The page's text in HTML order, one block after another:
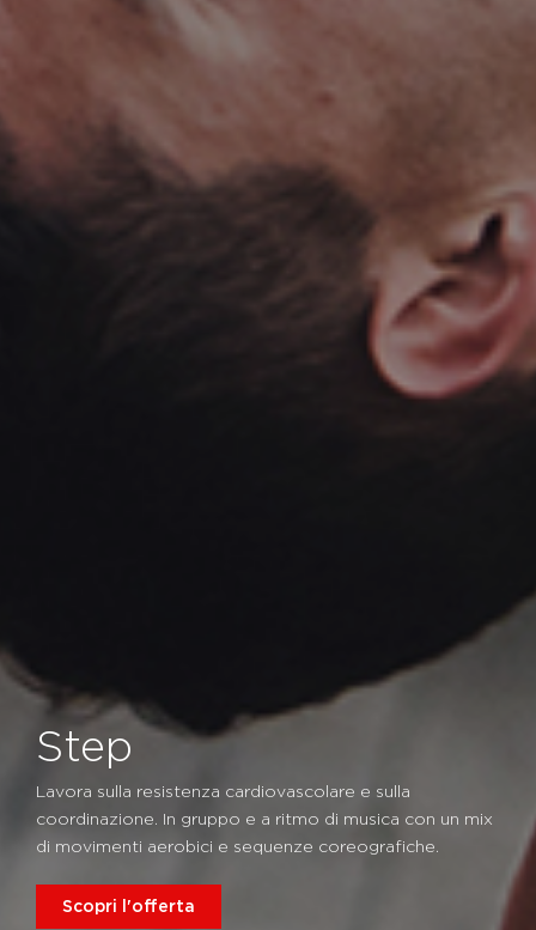
Step
Lavora sulla resistenza cardiovascolare e sulla
coordinazione. In gruppo e a ritmo di musica con un mix
di movimenti aerobici e sequenze coreografiche.
Scopri l'offerta